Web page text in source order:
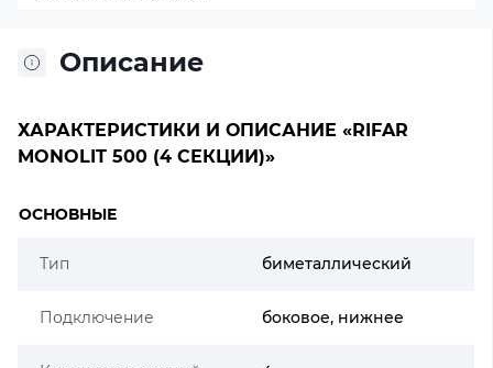
Описание
ХАРАКТЕРИСТИКИ И ОПИСАНИЕ «RIFAR
MONOLIT 500 (4 СЕКЦИИ)»
ОСНОВНЫЕ
Тип биметаллический
Подключение боковое, нижнее